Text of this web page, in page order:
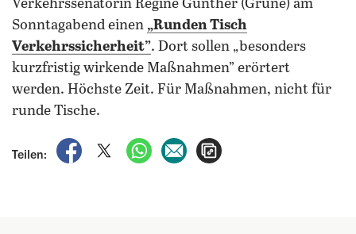
Verkehrssenatorin Regine Günther (Grüne) am
Sonntagabend einen „Runden Tisch
Verkehrssicherheit”. Dort sollen „besonders
kurzfristig wirkende Maßnahmen” erörtert
werden. Höchste Zeit. Für Maßnahmen, nicht für
runde Tische.
Teilen:
auf Facebook teilen
auf X teilenper WhatsApp teilen
per E-Mail teilen